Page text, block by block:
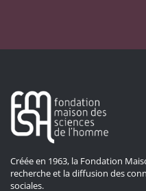
Créée en 1963, la Fondation
recherche et la diffusion des
sociales.